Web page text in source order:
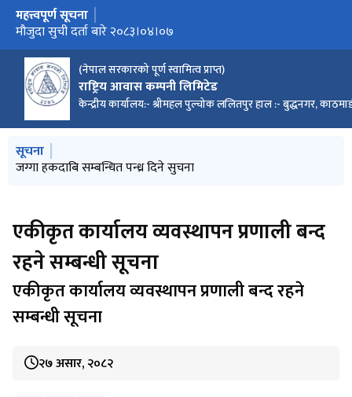
(नेपाल सरकारको पूर्ण स्वामित्व प्राप्त)
राष्ट्रिय आवास कम्पनी लिमिटेड
केन्द्रीय कार्यालय:- श्रीमहल पुल्चोक ललितपुर हाल :- बुद्धनगर,
मुख्य नेभिगेसनमा जानुहोस्
महत्त्वपूर्ण सूचना
मौजुदा सुची दर्ता बारे २०८३।०४।०७
मुख्य नेभिगेसनमा जानुहोस्
सूचना
घडेरी पल्टको रकम बुझाउने ३५ दिने सुचना योजना कार्यालय नवलपरासी
जग्गा हकदाबि सम्बन्धित पन्ध्र दिने सुचना
घडेरी प्लट बिक्रीको सुचना यो.का.झापा ।
घडेरी विक्रीको बोलपत्रहरु रद्द गरिएको सुचना
एकीकृत कार्यालय व्यवस्थापन प्रणाली बन्द
रहने सम्बन्धी सूचना
एकीकृत कार्यालय व्यवस्थापन प्रणाली बन्द रहने
सम्बन्धी सूचना
२७ असार, २०८२